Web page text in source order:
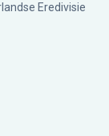
Eredivisie